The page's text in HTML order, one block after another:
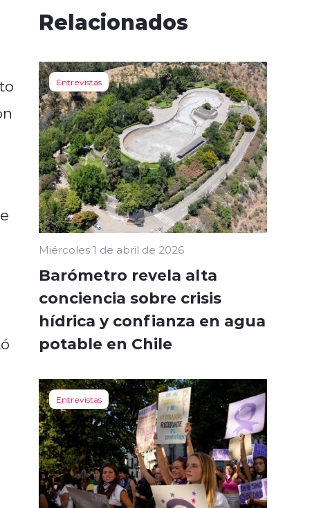
Relacionados
Entrevistas
Miércoles 1 de abril de 2026
Barómetro revela alta
conciencia sobre crisis
hídrica y confianza en agua
potable en Chile
Entrevistas